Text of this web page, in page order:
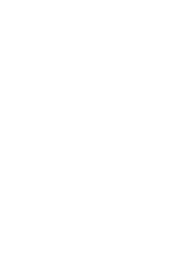
por serviços que